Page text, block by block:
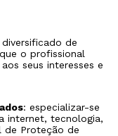
de
o profissional
seus interesses e
: especializar-se
internet, tecnologia,
de Proteção de